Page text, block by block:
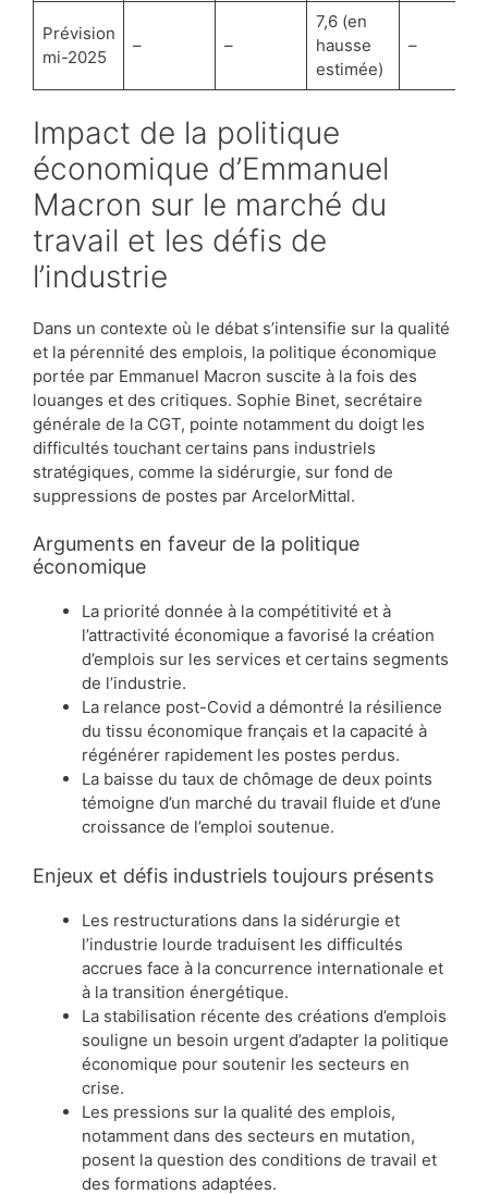
Prévision
mi-2025
– –
7,6 (en
hausse
estimée)
–
Impact de la politique
économique d’Emmanuel
Macron sur le marché du
travail et les défis de
l’industrie
Dans un contexte où le débat s’intensifie sur la qualité
et la pérennité des emplois, la politique économique
portée par Emmanuel Macron suscite à la fois des
louanges et des critiques. Sophie Binet, secrétaire
générale de la CGT, pointe notamment du doigt les
difficultés touchant certains pans industriels
stratégiques, comme la sidérurgie, sur fond de
suppressions de postes par ArcelorMittal.
Arguments en faveur de la politique
économique
La priorité donnée à la compétitivité et à
l’attractivité économique a favorisé la création
d’emplois sur les services et certains segments
de l’industrie.
La relance post-Covid a démontré la résilience
du tissu économique français et la capacité à
régénérer rapidement les postes perdus.
La baisse du taux de chômage de deux points
témoigne d’un marché du travail fluide et d’une
croissance de l’emploi soutenue.
Enjeux et défis industriels toujours présents
Les restructurations dans la sidérurgie et
l’industrie lourde traduisent les difficultés
accrues face à la concurrence internationale et
à la transition énergétique.
La stabilisation récente des créations d’emplois
souligne un besoin urgent d’adapter la politique
économique pour soutenir les secteurs en
crise.
Les pressions sur la qualité des emplois,
notamment dans des secteurs en mutation,
posent la question des conditions de travail et
des formations adaptées.